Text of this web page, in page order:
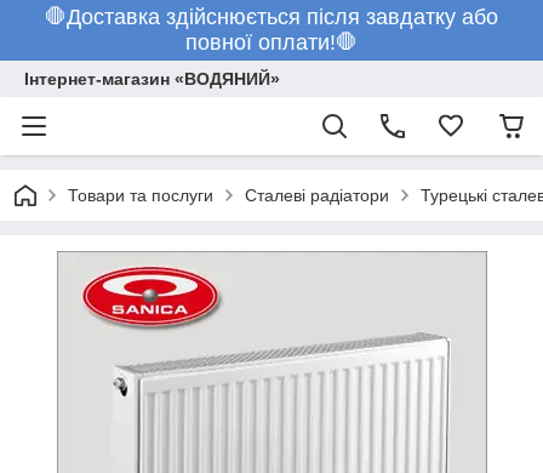
🛑Доставка здійснюється після завдатку або
повної оплати!🛑
Інтернет-магазин «ВОДЯНИЙ»
Товари та послуги Сталеві радіатори Турецькі